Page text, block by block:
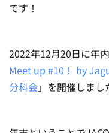
です！
2022年12月20日に年
Meet up #10！ by
分科会」を開催しまし